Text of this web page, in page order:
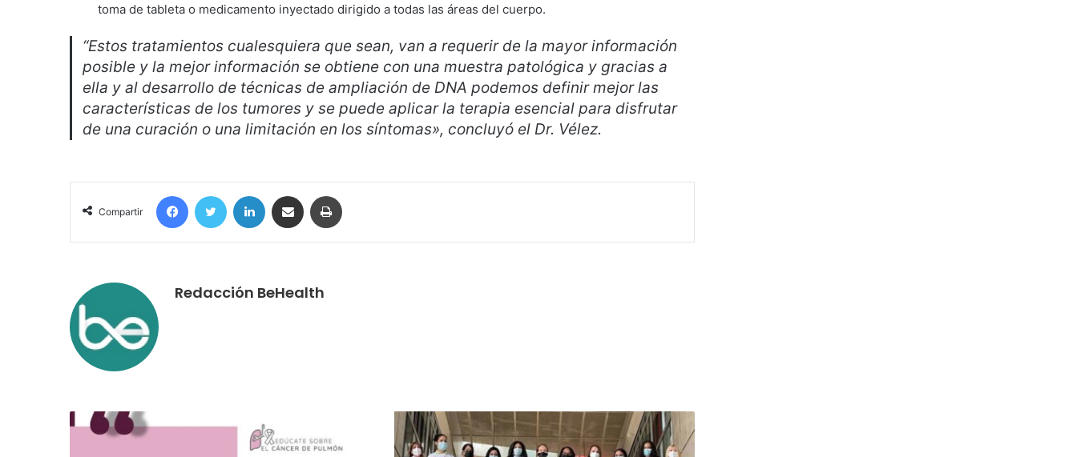
toma de tableta o medicamento inyectado dirigido a todas las áreas del cuerpo.
“Estos tratamientos cualesquiera que sean, van a requerir de la mayor información
posible y la mejor información se obtiene con una muestra patológica y gracias a
ella y al desarrollo de técnicas de ampliación de DNA podemos definir mejor las
características de los tumores y se puede aplicar la terapia esencial para disfrutar
de una curación o una limitación en los síntomas», concluyó el Dr. Vélez.
Compartir
FacebookTwitter LinkedIn Compartir por correo electrónico
Redacción BeHealth